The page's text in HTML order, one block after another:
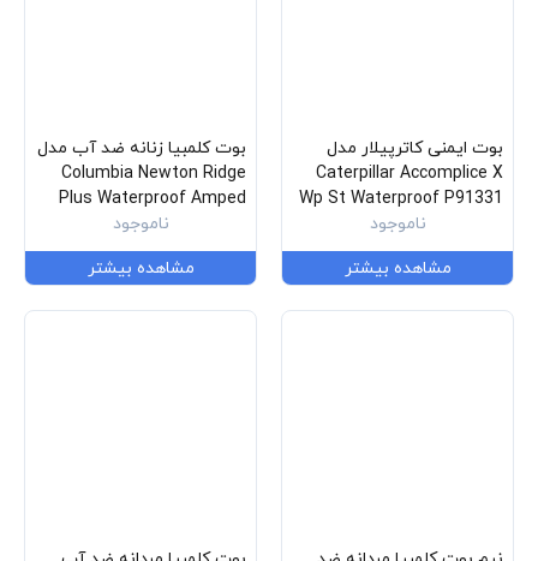
بوت ایمنی کاترپیلار مدل
Caterpillar Accomplice X
Wp St Waterproof P91331
ناموجود
مشاهده بیشتر
بوت کلمبیا زنانه ضد آب مدل
Columbia Newton Ridge
Plus Waterproof Amped
Bl4552-286ناموجود
مشاهده بیشتر